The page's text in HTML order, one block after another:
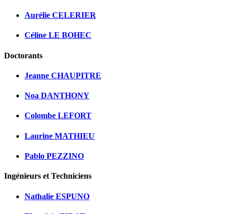
Aurélie CELERIER
Céline LE BOHEC
Doctorants
Jeanne CHAUPITRE
Noa DANTHONY
Colombe LEFORT
Laurine MATHIEU
Pablo PEZZINO
Ingénieurs et Techniciens
Nathalie ESPUNO